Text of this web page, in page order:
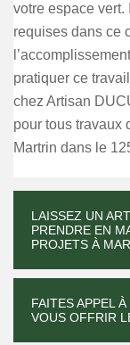
votre espace
requises dans ce
pratiquer ce
chez Artisan
pour tous travaux
Martrin dans le
LAISSEZ UN
PRENDRE EN
PROJETS À
FAITES APPEL
VOUS OFFRIR